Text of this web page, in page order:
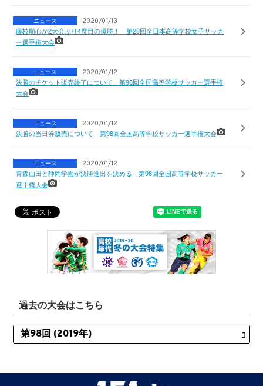
ニュース 2020/01/13
藤枝順心が2大会ぶり4度目の優勝！ 第28回全日本高等学校女子サッカ
ー選手権大会
ニュース 2020/01/12
決勝のチケット販売終了について 第98回全国高等学校サッカー選手権
大会
ニュース 2020/01/12
決勝の当日券販売について 第98回全国高等学校サッカー選手権大会
ニュース 2020/01/12
青森山田と静岡学園が決勝進出を決める 第98回全国高等学校サッカー
選手権大会
過去の大会はこちら